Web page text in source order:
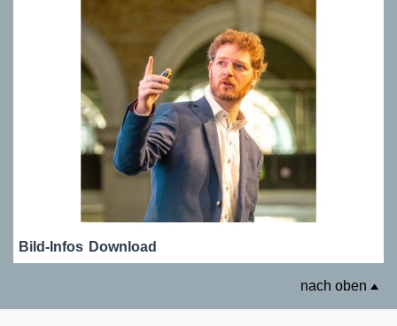
Bild-Infos Download
nach oben